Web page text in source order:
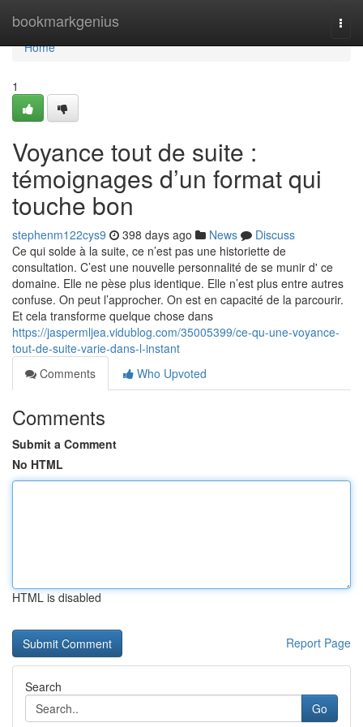
bookmarkgenius
Home
Home
1
Voyance tout de suite :
témoignages d’un format qui
touche bon
stephenm122cys9 398 days ago News
Discuss
Ce qui solde à la suite, ce n’est pas une historiette de
consultation. C’est une nouvelle personnalité de se munir d' ce
domaine. Elle ne pèse plus identique. Elle n’est plus entre autres
confuse. On peut l’approcher. On est en capacité de la parcourir.
Et cela transforme quelque chose dans
https://jaspermljea.vidublog.com/35005399/ce-qu-une-voyance-
tout-de-suite-varie-dans-l-instant
Comments
Who Upvoted
Comments
Submit a Comment
No HTML
HTML is disabled
Report Page
Search
Go